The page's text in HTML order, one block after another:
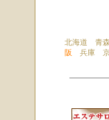
北海道 青
阪
兵庫